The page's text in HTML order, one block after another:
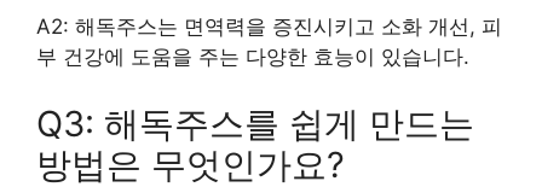
A2: 해독주스는 면역력을 증진시키고 소화 개선, 피
부 건강에 도움을 주는 다양한 효능이 있습니다.
Q3: 해독주스를 쉽게 만드는
방법은 무엇인가요?